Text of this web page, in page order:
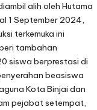
alih oleh Hutama
1 September 2024,
terkemuka ini
tambahan
siswa berprestasi di
beasiswa
Kota Binjai dan
pejabat setempat,